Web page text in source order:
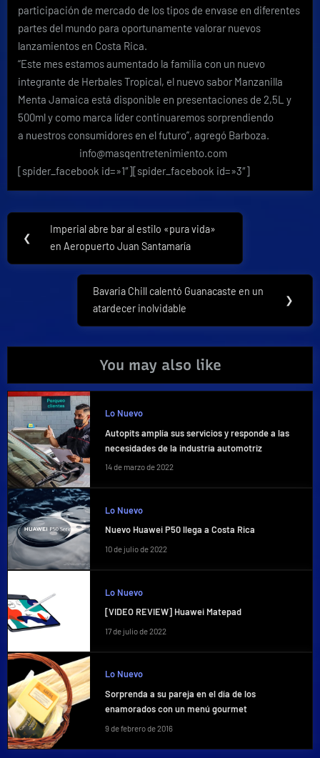
participación de mercado de los tipos de envase en diferentes
partes del mundo para oportunamente valorar nuevos
lanzamientos en Costa Rica.
“Este mes estamos aumentado la familia con un nuevo
integrante de Herbales Tropical, el nuevo sabor Manzanilla
Menta Jamaica está disponible en presentaciones de 2,5L y
500ml y como marca líder continuaremos sorprendiendo
a nuestros consumidores en el futuro”, agregó Barboza.
info@masqentretenimiento.com
[spider_facebook id=»1″][spider_facebook id=»3″]
Navegación
de
entradas
❮
Previous
Post:
Imperial abre bar al estilo «pura vida»
en Aeropuerto Juan Santamaría
Next
Post:
Bavaria Chill calentó Guanacaste en un
atardecer inolvidable
❯
You may also like
Lo Nuevo
Autopits amplía sus servicios y responde a las
necesidades de la industria automotriz
14 de marzo de 2022
Lo Nuevo
Nuevo Huawei P50 llega a Costa Rica
10 de julio de 2022
Lo Nuevo
[VIDEO REVIEW] Huawei Matepad
17 de julio de 2022
Lo Nuevo
Sorprenda a su pareja en el día de los
enamorados con un menú gourmet
9 de febrero de 2016